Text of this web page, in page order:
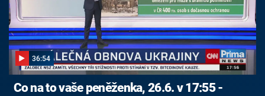
36:54
Co na to vaše peněženka, 26.6. v 17:55 -